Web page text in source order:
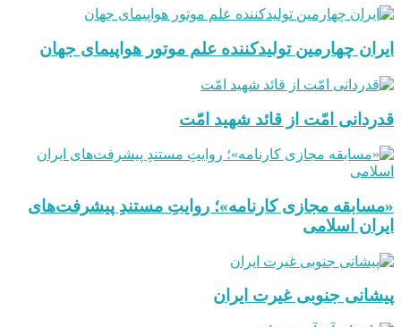
ایران چهارمین تولیدکننده علم موتور هواپیمای جهان
قدردانی امّت از قائد شهید امّت
«مسابقه مجازی کارنامه»؛ روایتِ مستندِ پیشرفت‌های
ایران اسلامی
پیشانی جنوبی غیرت ایران